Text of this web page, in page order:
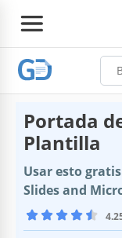
Portada
Plantilla
Usar esto
Slides and